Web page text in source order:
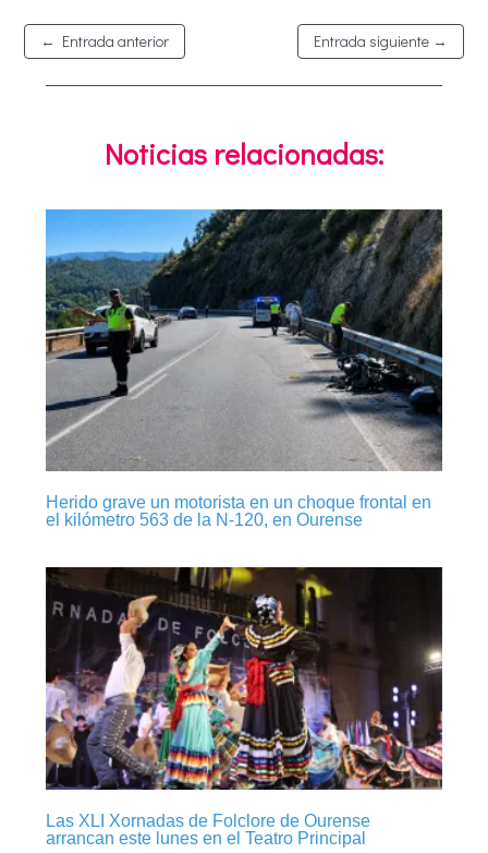
← Entrada anterior Entrada siguiente →
Noticias relacionadas:
Herido grave un motorista en un choque frontal en
el kilómetro 563 de la N-120, en Ourense
Las XLI Xornadas de Folclore de Ourense
arrancan este lunes en el Teatro Principal